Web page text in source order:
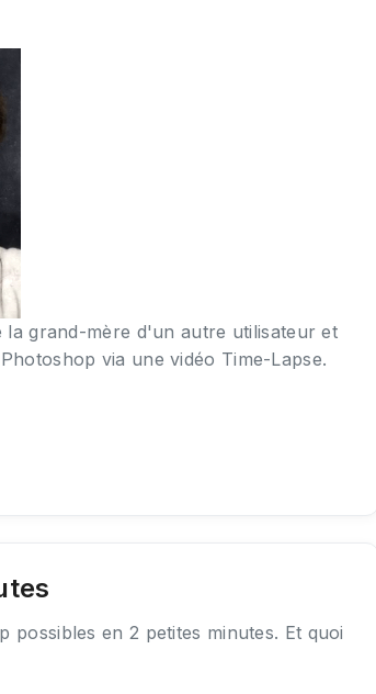
la grand-mère d'un autre utilisateur et
via une vidéo Time-Lapse.
en 2 petites minutes. Et quoi